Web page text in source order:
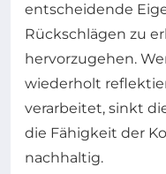
entscheidende
Rückschlägen zu
hervorzugehen.
wiederholt
verarbeitet, sinkt
die Fähigkeit der
nachhaltig.